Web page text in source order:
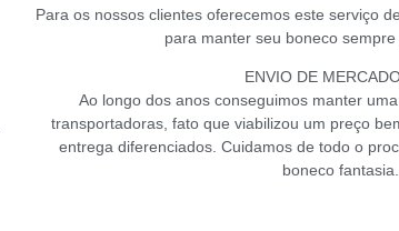
Para os nossos clientes oferecemos este serviço
para manter seu boneco sempre
ENVIO DE
Ao longo dos anos conseguimos manter
transportadoras, fato que viabilizou um preço
entrega diferenciados. Cuidamos de todo o
boneco fantasia.